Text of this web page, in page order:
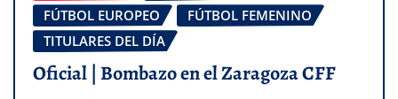
FÚTBOL EUROPEO
FÚTBOL FEMENINO
TITULARES DEL DÍA
Oficial | Bombazo en el Zaragoza CFF